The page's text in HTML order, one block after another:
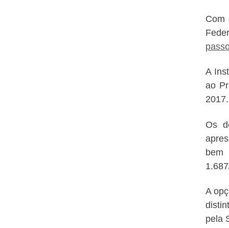
Com
A
ao
2017.
Os
bem
A
pela